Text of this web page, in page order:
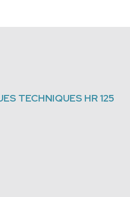
TECHNIQUES HR 125